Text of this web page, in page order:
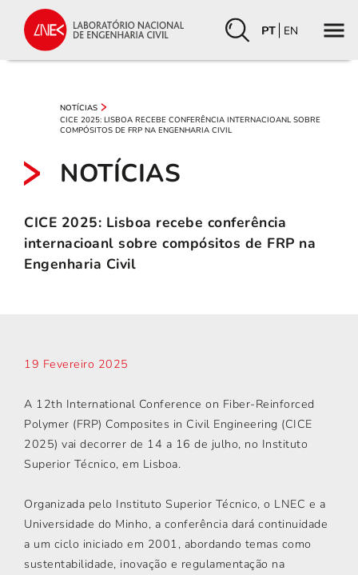
PT EN
NOTÍCIAS
CICE 2025: LISBOA RECEBE CONFERÊNCIA INTERNACIOANL SOBRE
COMPÓSITOS DE FRP NA ENGENHARIA CIVIL
NOTÍCIAS
CICE 2025: Lisboa recebe conferência
internacioanl sobre compósitos de FRP na
Engenharia Civil
19 Fevereiro 2025
A 12th International Conference on Fiber-Reinforced
Polymer (FRP) Composites in Civil Engineering (CICE
2025) vai decorrer de 14 a 16 de julho, no Instituto
Superior Técnico, em Lisboa.
Organizada pelo Instituto Superior Técnico, o LNEC e a
Universidade do Minho, a conferência dará continuidade
a um ciclo iniciado em 2001, abordando temas como
sustentabilidade, inovação e regulamentação na